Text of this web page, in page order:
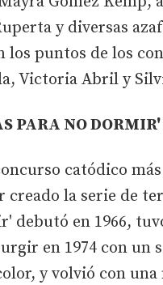
y diversas
los puntos de los
Victoria Abril y
PARA NO DORMIR'
catódico
creado la serie de
debutó en 1966,
en 1974 con
y volvió con